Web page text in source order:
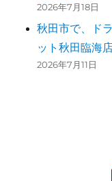
2026年7月18日
秋田市で、ド
ット秋田臨海店
2026年7月11日